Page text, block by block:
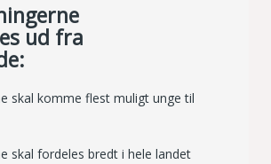
ud fra
skal komme flest muligt unge til
skal fordeles bredt i hele landet